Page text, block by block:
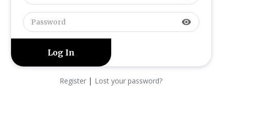
visibility
Register | Lost your password?